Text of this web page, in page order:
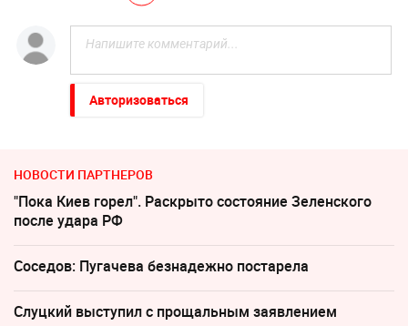
Авторизоваться
НОВОСТИ ПАРТНЕРОВ
"Пока Киев горел". Раскрыто состояние Зеленского
после удара РФ
Соседов: Пугачева безнадежно постарела
Слуцкий выступил с прощальным заявлением